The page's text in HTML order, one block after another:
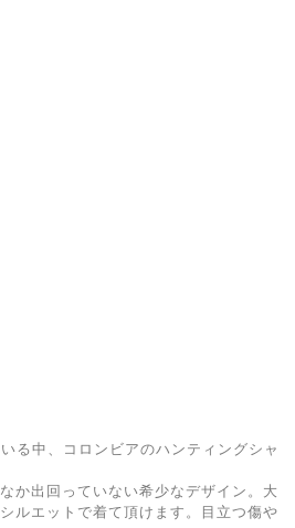
る中、コロンビアのハンティングシャ
か出回っていない希少なデザイン。大
ルエットで着て頂けます。目立つ傷や